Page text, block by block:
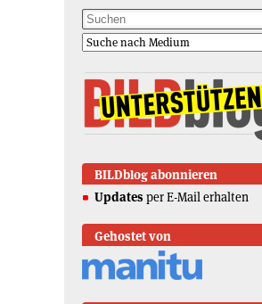
BILDblog abonnieren
Updates per E-Mail erhalten
Gehostet von